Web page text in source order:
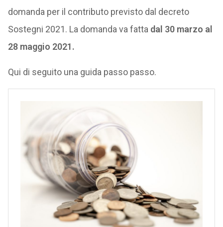
domanda per il contributo previsto dal decreto
Sostegni 2021. La domanda va fatta dal 30 marzo al
28 maggio 2021.
Qui di seguito una guida passo passo.